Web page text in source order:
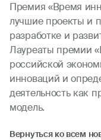
Премия «Время
лучшие проекты и
разработке и
Лауреаты премии
российской
инноваций и
деятельность как
модель.
Вернуться ко всем